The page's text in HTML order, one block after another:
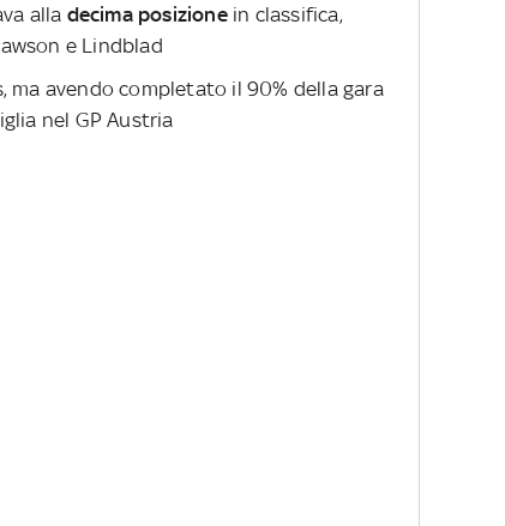
alla decima posizionein classifica,
e Lindblad
ma avendo completato il 90% della gara
nel GP Austria